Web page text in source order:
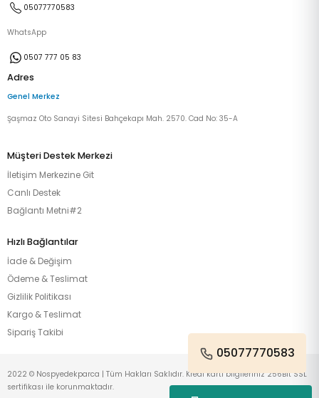
05077770583
WhatsApp
0507 777 05 83
Adres
Genel Merkez
Şaşmaz Oto Sanayi Sitesi Bahçekapı Mah. 2570. Cad No: 35-A
Müşteri Destek Merkezi
İletişim Merkezine Git
Canlı Destek
Bağlantı Metni#2
Hızlı Bağlantılar
İade & Değişim
Ödeme & Teslimat
Gizlilik Politikası
Kargo & Teslimat
Sipariş Takibi
05077770583
2022 © Nospyedekparca | Tüm Hakları Saklıdır. Kredi kartı bilgileriniz 256Bit SSL
sertifikası ile korunmaktadır.